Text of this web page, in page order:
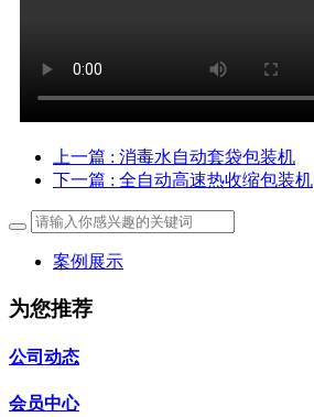
上一篇 : 消毒水自动套袋包装机
下一篇 : 全自动高速热收缩包装机
案例展示
为您推荐
公司动态
会员中心